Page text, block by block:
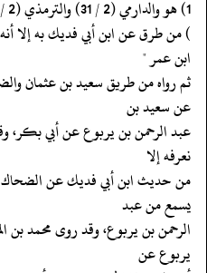
‏‏‏‏) من طرق عن ابن أبي فديك به إلا
ابن عمر "
‏‏‏‏ثم رواه من طريق سعيد بن عثمان
عن سعيد بن
‏‏‏‏عبد الرحمن بن يربوع عن أبي
نعرفه إلا
‏‏‏‏من حديث ابن أبي فديك عن الضحاك
يسمع من عبد
‏‏‏‏الرحمن بن يربوع، وقد روى محمد بن
يربوع عن